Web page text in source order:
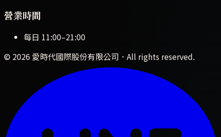
營業時間
每日 11:00–21:00
© 2026 愛時代國際股份有限公司 ．All rights reserved.